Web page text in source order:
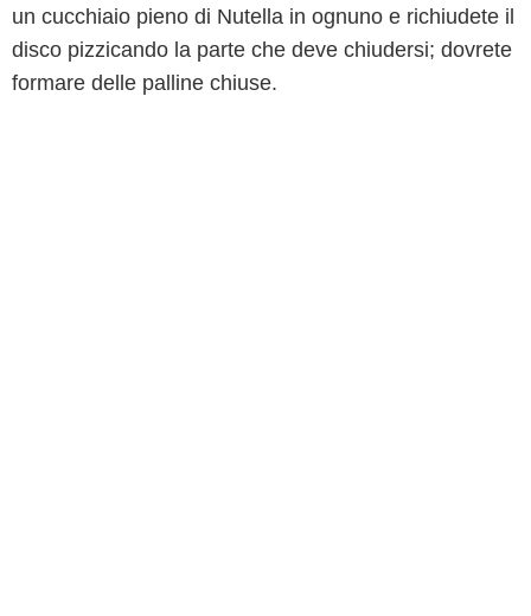
un cucchiaio pieno di Nutella in ognuno e richiudete il
disco pizzicando la parte che deve chiudersi; dovrete
formare delle palline chiuse.